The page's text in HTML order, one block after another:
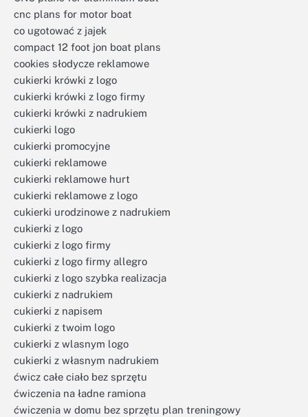
cnc plans for motor boat
co ugotować z jajek
compact 12 foot jon boat plans
cookies słodycze reklamowe
cukierki krówki z logo
cukierki krówki z logo firmy
cukierki krówki z nadrukiem
cukierki logo
cukierki promocyjne
cukierki reklamowe
cukierki reklamowe hurt
cukierki reklamowe z logo
cukierki urodzinowe z nadrukiem
cukierki z logo
cukierki z logo firmy
cukierki z logo firmy allegro
cukierki z logo szybka realizacja
cukierki z nadrukiem
cukierki z napisem
cukierki z twoim logo
cukierki z wlasnym logo
cukierki z własnym nadrukiem
ćwicz całe ciało bez sprzętu
ćwiczenia na ładne ramiona
ćwiczenia w domu bez sprzętu plan treningowy